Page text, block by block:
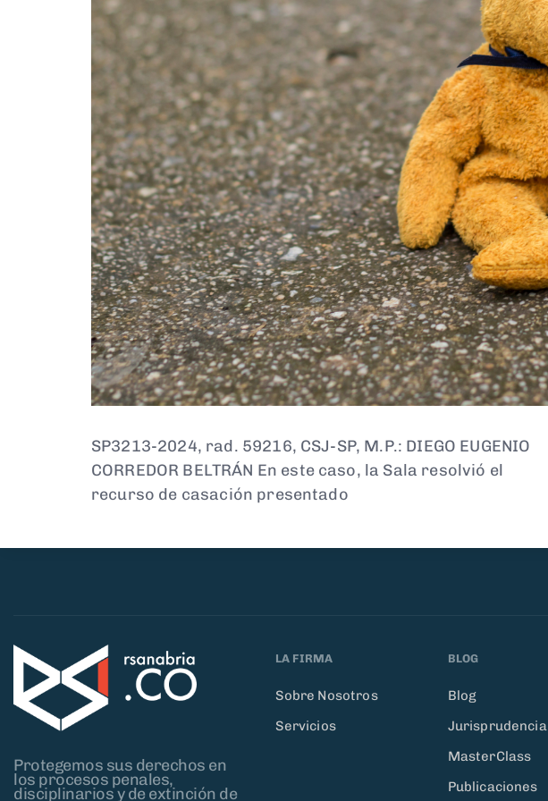
SP3213-2024, rad. 59216, CSJ-SP, M.P.: DIEGO EUGENIO
CORREDOR BELTRÁN En este caso, la Sala resolvió el
recurso de casación presentado
Protegemos sus derechos en
los procesos penales,
disciplinarios y de extinción de
LA FIRMA
Sobre Nosotros
Servicios
BLOG
Blog
Jurisprudencia
MasterClass
Publicaciones